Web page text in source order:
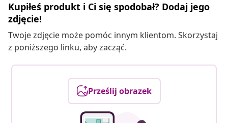
Kupiłeś produkt i Ci się spodobał? Dodaj jego
zdjęcie!
Twoje zdjęcie może pomóc innym klientom. Skorzystaj
z poniższego linku, aby zacząć.
Prześlij obrazek